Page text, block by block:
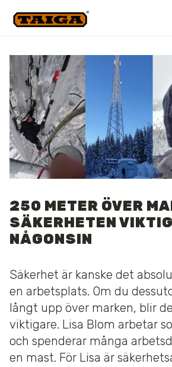
250 METER ÖVER
SÄKERHETEN
NÅGONSIN
Säkerhet är kanske det
en arbetsplats. Om du
långt upp över marken, blir
viktigare. Lisa Blom arbetar
och spenderar många
en mast. För Lisa är